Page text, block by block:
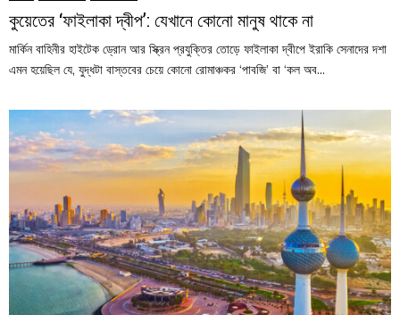
কুয়েতের ‘ফাইলাকা দ্বীপ’: যেখানে কোনো মানুষ থাকে না
মার্কিন বাহিনীর হাইটেক ড্রোন আর স্ক্রিন প্রযুক্তির তোড়ে ফাইলাকা দ্বীপে ইরাকি সেনাদের দশা
এমন হয়েছিল যে, যুদ্ধটা বাস্তবের চেয়ে কোনো রোমাঞ্চকর ‘পাবজি’ বা ‘কল অব...